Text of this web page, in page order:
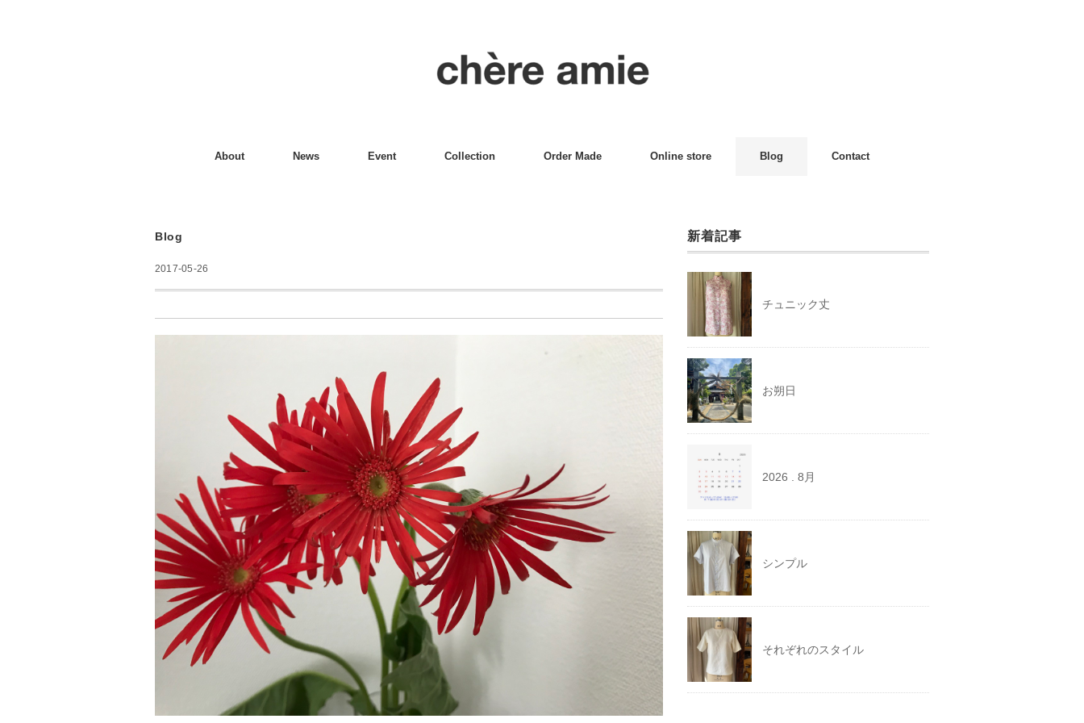
About News Event Collection Order Made Online store Blog Contact
Blog
2017-05-26
新着記事
チュニック丈
お朔日
2026 . 8月
シンプル
それぞれのスタイル